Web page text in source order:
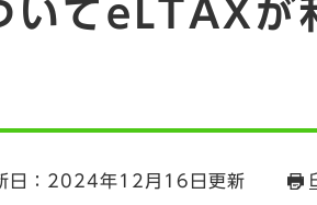
いてeLTAXが
日：2024年12月16日更新